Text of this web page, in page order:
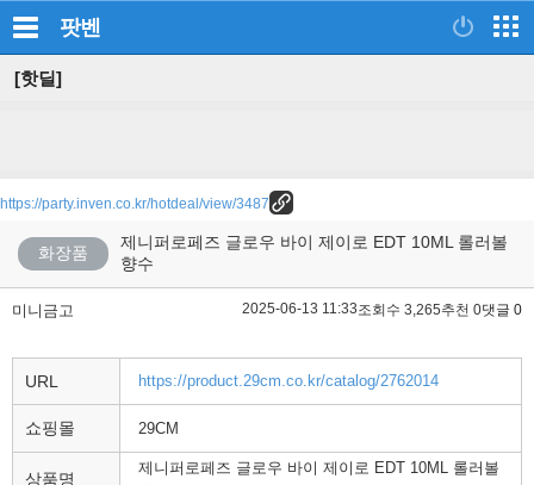
팟벤
[핫딜]
https://party.inven.co.kr/hotdeal/view/3487
화장품
제니퍼로페즈 글로우 바이 제이로 EDT 10ML 롤러볼
향수
미니금고 2025-06-13 11:33조회수 3,265추천 0댓글 0
URL https://product.29cm.co.kr/catalog/2762014
쇼핑몰 29CM
상품명
제니퍼로페즈 글로우 바이 제이로 EDT 10ML 롤러볼